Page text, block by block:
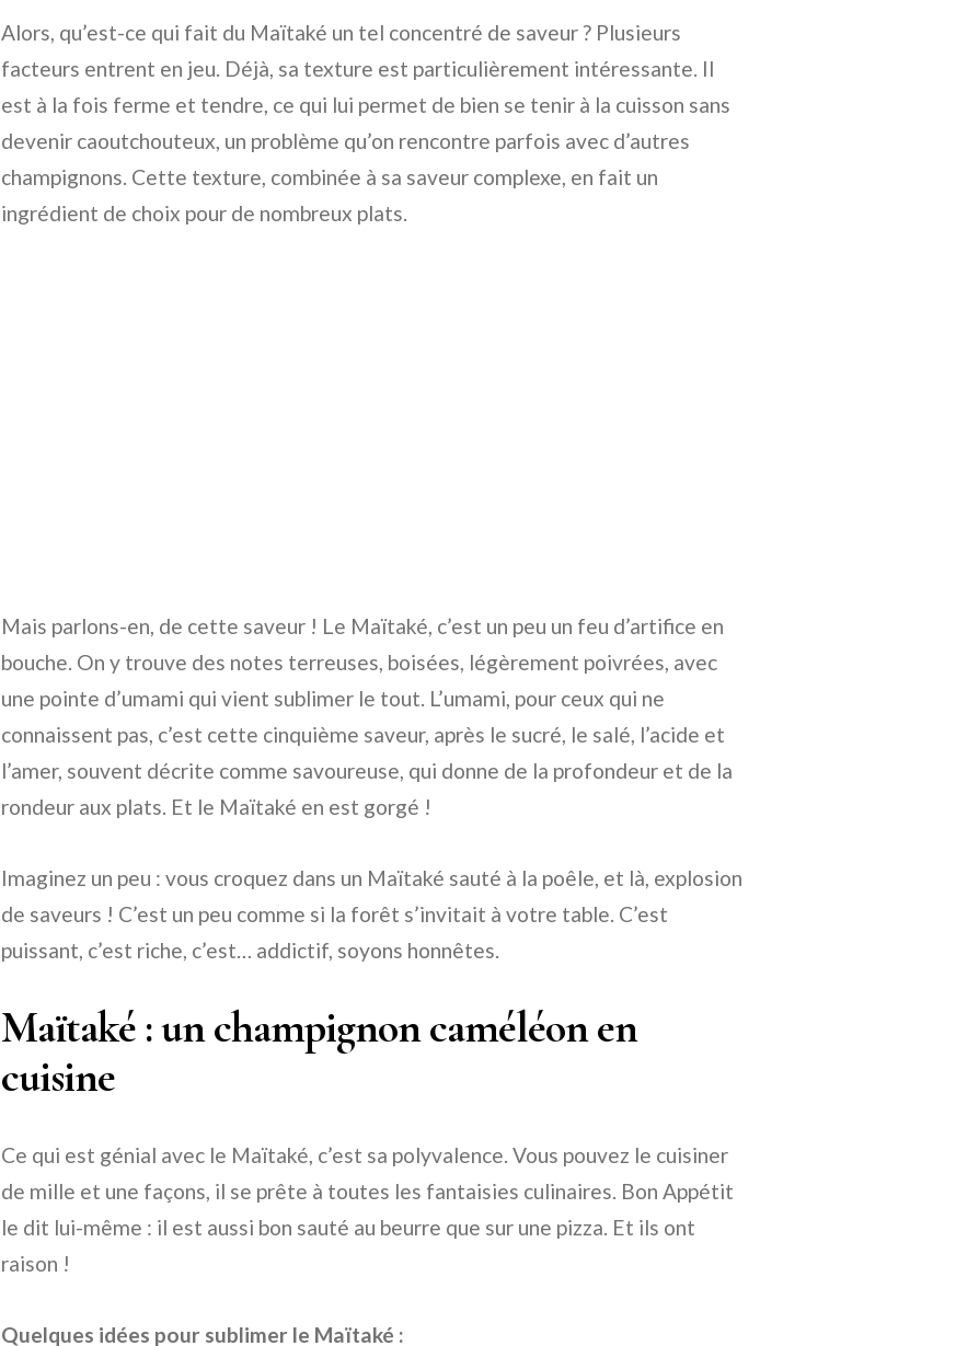
Alors, qu’est-ce qui fait du Maïtaké un tel concentré de saveur ? Plusieurs
facteurs entrent en jeu. Déjà, sa texture est particulièrement intéressante. Il
est à la fois ferme et tendre, ce qui lui permet de bien se tenir à la cuisson sans
devenir caoutchouteux, un problème qu’on rencontre parfois avec d’autres
champignons. Cette texture, combinée à sa saveur complexe, en fait un
ingrédient de choix pour de nombreux plats.
Mais parlons-en, de cette saveur ! Le Maïtaké, c’est un peu un feu d’artifice en
bouche. On y trouve des notes terreuses, boisées, légèrement poivrées, avec
une pointe d’umami qui vient sublimer le tout. L’umami, pour ceux qui ne
connaissent pas, c’est cette cinquième saveur, après le sucré, le salé, l’acide et
l’amer, souvent décrite comme savoureuse, qui donne de la profondeur et de la
rondeur aux plats. Et le Maïtaké en est gorgé !
Imaginez un peu : vous croquez dans un Maïtaké sauté à la poêle, et là, explosion
de saveurs ! C’est un peu comme si la forêt s’invitait à votre table. C’est
puissant, c’est riche, c’est… addictif, soyons honnêtes.
Maïtaké : un champignon caméléon en
cuisine
Ce qui est génial avec le Maïtaké, c’est sa polyvalence. Vous pouvez le cuisiner
de mille et une façons, il se prête à toutes les fantaisies culinaires. Bon Appétit
le dit lui-même : il est aussi bon sauté au beurre que sur une pizza. Et ils ont
raison !
Quelques idées pour sublimer le Maïtaké :